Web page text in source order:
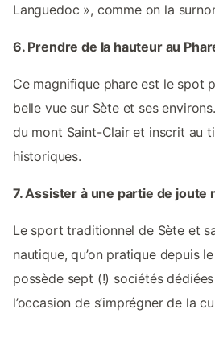
Languedoc », comme on la
6. Prendre de la hauteur au
Ce magnifique phare est le spot
belle vue sur Sète et ses
du mont Saint-Clair et inscrit au
historiques.
7. Assister à une partie de joute
Le sport traditionnel de Sète et
nautique, qu’on pratique depuis
possède sept (!) sociétés dédiées
l’occasion de s’imprégner de la